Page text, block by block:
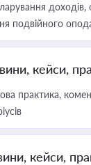
подвійного
кейси,
практика,
кейси,